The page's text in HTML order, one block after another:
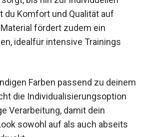
das für
sorgt, bis hin
erlebst du Komfort
Ebene. Das Material fördert
Trocknen, idealfür intensive
Farben passend zu
besticht die
durch hochwertige